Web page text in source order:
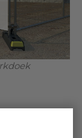
bekijkt. Of